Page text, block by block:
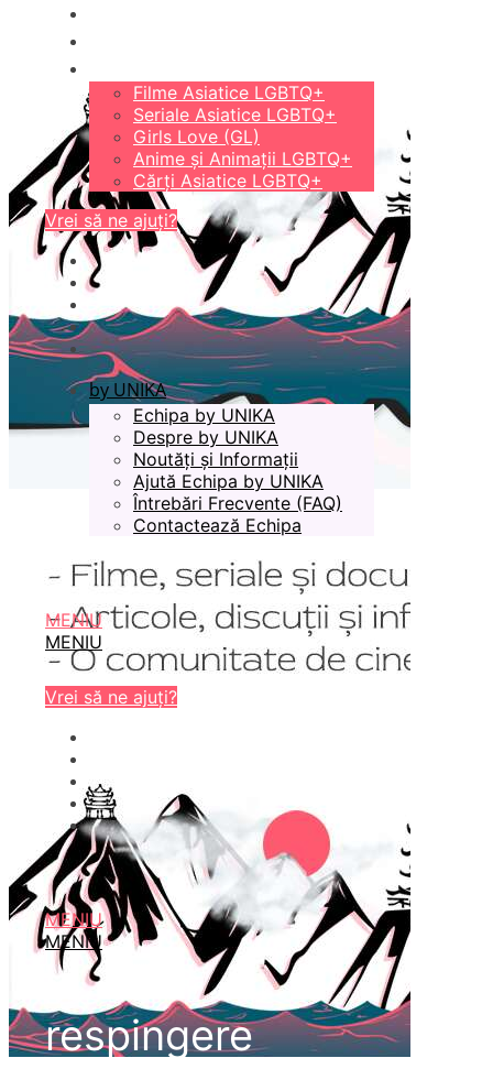
Filme Asiatice LGBTQ+
Seriale Asiatice LGBTQ+
Girls Love (GL)
Anime și Animații LGBTQ+
Cărți Asiatice LGBTQ+
Vrei să ne ajuți?
by UNIKA
Echipa by UNIKA
Despre by UNIKA
Noutăți și Informații
Ajută Echipa by UNIKA
Întrebări Frecvente (FAQ)
Contactează Echipa
MENIU
MENIU
Vrei să ne ajuți?
MENIU
MENIU
respingere